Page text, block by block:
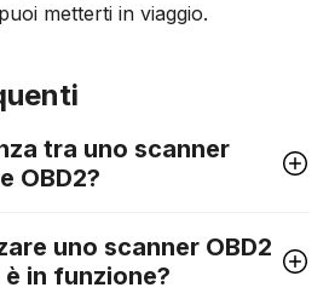
metterti in viaggio.
tra uno scanner
OBD2?
uno scanner OBD2
in funzione?